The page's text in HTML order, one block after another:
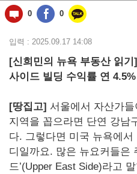
동)
0 0
입력 : 2025.09.17 14:08
[신희민의 뉴욕 부동산 읽기
사이드 빌딩 수익률 연 4.5%
[땅집고] 서울에서 자산가
지역을 꼽으라면 단연 강남
다. 그렇다면 미국 뉴욕에
디일까요. 많은 뉴요커들은
드’(Upper East Side)라고